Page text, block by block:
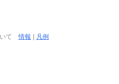
いて情報 凡例